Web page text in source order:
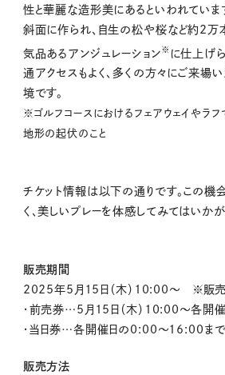
性と華麗な造形美にあるといわれてい
斜面に作られ、自生の松や桜など約2万
気品あるアンジュレーション ※ に仕上げ
通アクセスもよく、多くの方々にご来場
境です。
※ゴルフコースにおけるフェアウェイやラフ
地形の起伏のこと
チケット情報は以下の通りです。この機
く、美しいプレーを体感してみてはいかが
販売期間
2025年5月15日（木）10:00～ ※販
・前売券…5月15日（木）10:00～各開
・当日券…各開催日の0:00～16:00まで
販売方法